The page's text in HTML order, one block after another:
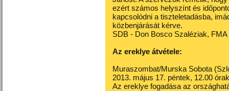
ezért számos helyszínt és
kapcsolódni a tiszteletadásba,
közbenjárását kérve.
SDB - Don Bosco Szaléziak,
Az ereklye átvétele:
Muraszombat/Murska Sobota
2013. május 17. péntek, 12.00
Az ereklye fogadása az